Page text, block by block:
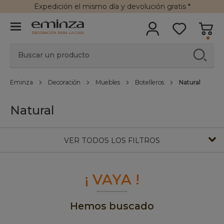
Expedición el mismo día y devolución gratis*
DECORACIÓN PARA LA CASA
Eminza Decoración Muebles Botelleros Natural
Natural
VER TODOS LOS FILTROS
¡ VAYA !
Hemos buscado